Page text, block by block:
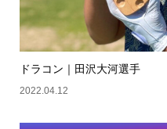
ドラコン｜田沢大河選手
2022.04.12